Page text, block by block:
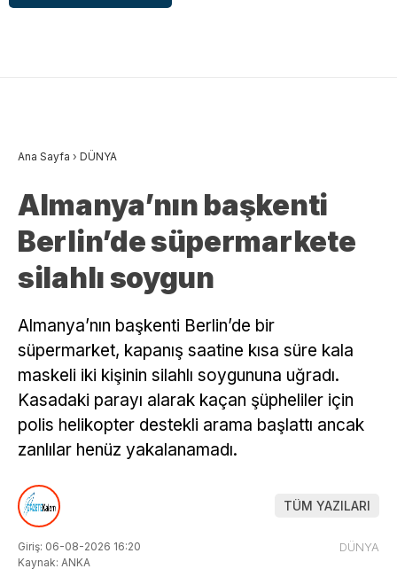
Ana Sayfa › DÜNYA
Almanya’nın başkenti
Berlin’de süpermarkete
silahlı soygun
Almanya’nın başkenti Berlin’de bir
süpermarket, kapanış saatine kısa süre kala
maskeli iki kişinin silahlı soygununa uğradı.
Kasadaki parayı alarak kaçan şüpheliler için
polis helikopter destekli arama başlattı ancak
zanlılar henüz yakalanamadı.
TÜM YAZILARI
Giriş: 06-08-2026 16:20
Kaynak: ANKA
DÜNYA